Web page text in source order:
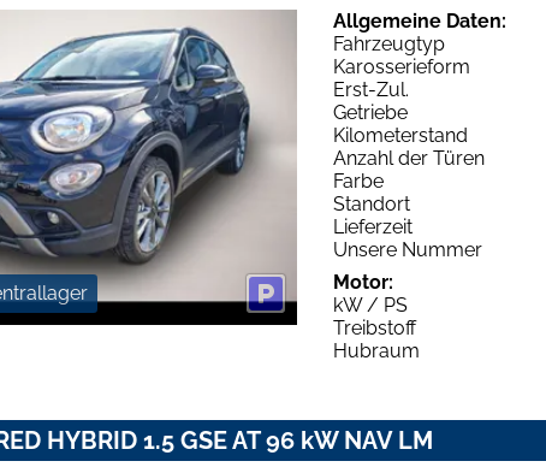
Allgemeine Daten:
Fahrzeugtyp
Karosserieform
Erst-Zul.
Getriebe
Kilometerstand
Anzahl der Türen
Farbe
Standort
Lieferzeit
Unsere Nummer
Motor:
kW / PS
Treibstoff
Hubraum
HYBRID 1.5 GSE AT 96 kW NAV LM